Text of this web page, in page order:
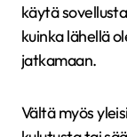
käytä
kuinka lähellä
jatkamaan.
Vältä myös